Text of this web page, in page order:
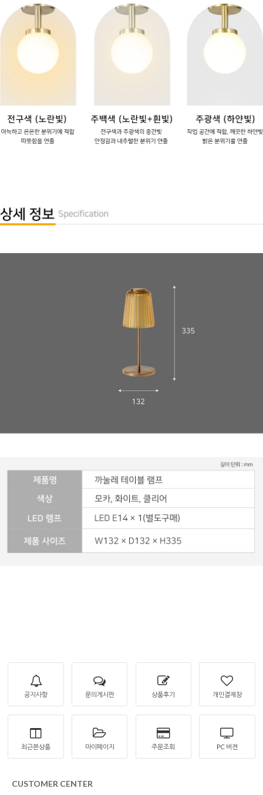
공지사항 문의게시판 상품후기 개인결제창
최근본상품 마이페이지 주문조회 PC 버젼
CUSTOMER CENTER